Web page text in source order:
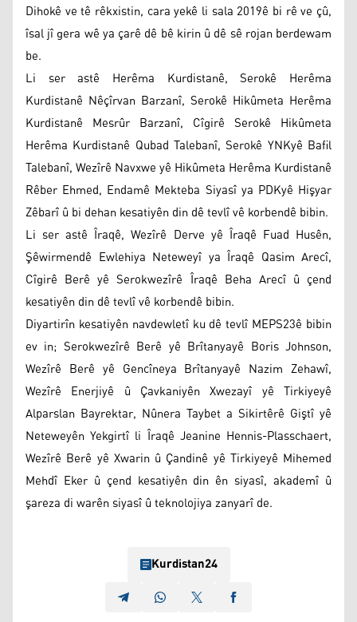
Dihokê ve tê rêkxistin, cara yekê li sala 2019ê bi rê ve çû,
îsal jî gera wê ya çarê dê bê kirin û dê sê rojan berdewam
be.
Li ser astê Herêma Kurdistanê, Serokê Herêma
Kurdistanê Nêçîrvan Barzanî, Serokê Hikûmeta Herêma
Kurdistanê Mesrûr Barzanî, Cîgirê Serokê Hikûmeta
Herêma Kurdistanê Qubad Talebanî, Serokê YNKyê Bafil
Talebanî, Wezîrê Navxwe yê Hikûmeta Herêma Kurdistanê
Rêber Ehmed, Endamê Mekteba Siyasî ya PDKyê Hişyar
Zêbarî û bi dehan kesatiyên din dê tevlî vê korbendê bibin.
Li ser astê Îraqê, Wezîrê Derve yê Îraqê Fuad Husên,
Şêwirmendê Ewlehiya Neteweyî ya Îraqê Qasim Arecî,
Cîgirê Berê yê Serokwezîrê Îraqê Beha Arecî û çend
kesatiyên din dê tevlî vê korbendê bibin.
Diyartirîn kesatiyên navdewletî ku dê tevlî MEPS23ê bibin
ev in; Serokwezîrê Berê yê Brîtanyayê Boris Johnson,
Wezîrê Berê yê Gencîneya Brîtanyayê Nazim Zehawî,
Wezîrê Enerjiyê û Çavkaniyên Xwezayî yê Tirkiyeyê
Alparslan Bayrektar, Nûnera Taybet a Sikirtêrê Giştî yê
Neteweyên Yekgirtî li Îraqê Jeanine Hennis-Plasschaert,
Wezîrê Berê yê Xwarin û Çandinê yê Tirkiyeyê Mihemed
Mehdî Eker û çend kesatiyên din ên siyasî, akademî û
şareza di warên siyasî û teknolojiya zanyarî de.
Kurdistan24